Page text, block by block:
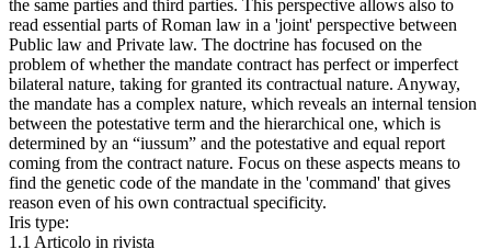
the same parties and third parties. This perspective allows also to
read essential parts of Roman law in a 'joint' perspective between
Public law and Private law. The doctrine has focused on the
problem of whether the mandate contract has perfect or imperfect
bilateral nature, taking for granted its contractual nature. Anyway,
the mandate has a complex nature, which reveals an internal tension
between the potestative term and the hierarchical one, which is
determined by an “iussum” and the potestative and equal report
coming from the contract nature. Focus on these aspects means to
find the genetic code of the mandate in the 'command' that gives
reason even of his own contractual specificity.
Iris type:
1.1 Articolo in rivista